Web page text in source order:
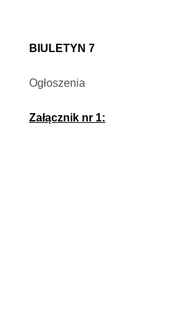
BIULETYN 7
Ogłoszenia
Załącznik nr 1: